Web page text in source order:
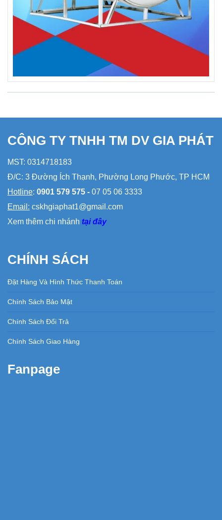
CÔNG TY TNHH TM DV GIA PHÁT
MST: 0314718183
Đ/C: 3 Đường Ích Thạnh, Phường Long Phước, TP HCM
Hotline: 0901 579 575 - 07 05 06 3333
Email: cskhgiaphat1@gmail.com
Xem thêm chi nhánh tại đây
CHÍNH SÁCH
Đặt Hàng Và Hình Thức Thanh Toán
Chính Sách Bảo Mật
Chính Sách Đổi Trả
Chính Sách Giao Hàng
Fanpage